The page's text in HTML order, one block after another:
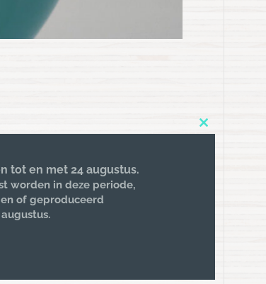
Close
tot en met 24 augustus.
worden in deze periode,
of geproduceerd